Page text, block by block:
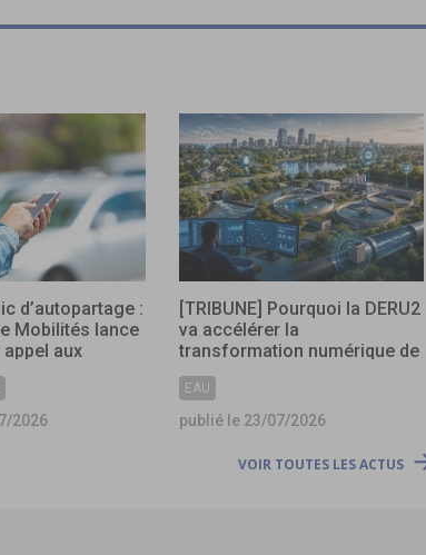
d’autopartage :
Mobilités lance
aux
2026
[TRIBUNE] Pourquoi la DERU2
va accélérer la
transformation numérique de
l’assainissement ?
EAU
publié le 23/07/2026
VOIR TOUTES LES ACTUS